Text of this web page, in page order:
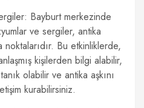
Bayburt merkezinde
ve sergiler, antika
noktalarıdır. Bu etkinliklerde,
kişilerden bilgi alabilir,
olabilir ve antika aşkını
kurabilirsiniz.